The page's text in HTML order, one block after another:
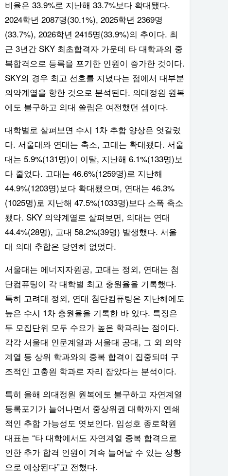
비율은 33.9%로 지난해 33.7%보다 확대됐다.
2024학년 2087명(30.1%), 2025학년 2369명
(33.7%), 2026학년 2415명(33.9%)의 추이다. 최
근 3년간 SKY 최초합격자 가운데 타 대학과의 중
복합격으로 등록을 포기한 인원이 증가한 것이다.
SKY의 경우 최고 선호를 지녔다는 점에서 대부분
의약계열을 향한 것으로 분석된다. 의대정원 원복
에도 불구하고 의대 쏠림은 여전했던 셈이다.
대학별로 살펴보면 수시 1차 추합 양상은 엇갈렸
다. 서울대와 연대는 축소, 고대는 확대됐다. 서울
대는 5.9%(131명)이 이탈, 지난해 6.1%(133명)보
다 줄었다. 고대는 46.6%(1259명)로 지난해
44.9%(1203명)보다 확대됐으며, 연대는 46.3%
(1025명)로 지난해 47.5%(1033명)보다 소폭 축소
됐다. SKY 의약계열로 살펴보면, 의대는 연대
44.4%(28명), 고대 58.2%(39명) 발생했다. 서울
대 의대 추합은 당연히 없었다.
서울대는 에너지자원공, 고대는 정외, 연대는 첨
단컴퓨팅이 각 대학별 최고 충원율을 기록했다.
특히 고려대 정외, 연대 첨단컴퓨팅은 지난해에도
높은 수시 1차 충원율을 기록한 바 있다. 특징은
두 모집단위 모두 수요가 높은 학과라는 점이다.
각각 서울대 인문계열과 서울대 공대, 그 외 의약
계열 등 상위 학과와의 중복 합격이 집중되며 구
조적인 고충원 학과로 자리 잡았다는 분석이다.
특히 올해 의대정원 원복에도 불구하고 자연계열
등록포기가 늘어나면서 중상위권 대학까지 연쇄
적인 추합 가능성도 엿보인다. 임성호 종로학원
대표는 “타 대학에서도 자연계열 중복 합격으로
인한 추가 합격 인원이 계속 늘어날 수 있는 상황
으로 예상된다”고 전했다.